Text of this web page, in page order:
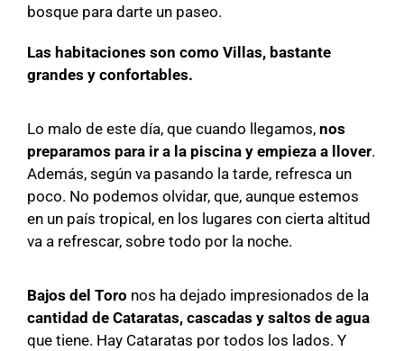
bosque para darte un paseo.
Las habitaciones son como Villas, bastante
grandes y confortables.
Lo malo de este día, que cuando llegamos, nos
preparamos para ir a la piscina y empieza a llover.
Además, según va pasando la tarde, refresca un
poco. No podemos olvidar, que, aunque estemos
en un país tropical, en los lugares con cierta altitud
va a refrescar, sobre todo por la noche.
Bajos del Toro nos ha dejado impresionados de la
cantidad de Cataratas, cascadas y saltos de agua
que tiene. Hay Cataratas por todos los lados. Y